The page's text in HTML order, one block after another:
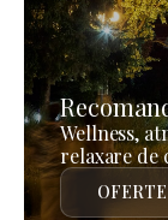
Wellness,
relaxare de